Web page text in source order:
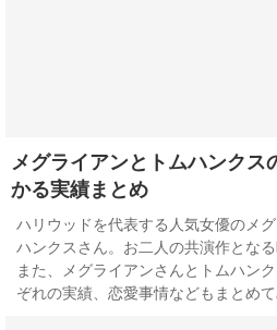
メグライアンとトムハンクス
かる実績まとめ
ハリウッドを代表する人気女優のメ
ハンクスさん。お二人の共演作とな
また、メグライアンさんとトムハン
ぞれの実績、恋愛事情などもまとめて